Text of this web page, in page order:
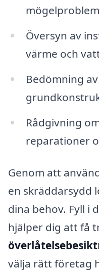
mögelproblem
Översyn av
värme och
Bedömning
Rådgivning
reparationer
Genom att
en skräddarsydd
dina behov. Fyll i
hjälper dig att få
välja rätt företag